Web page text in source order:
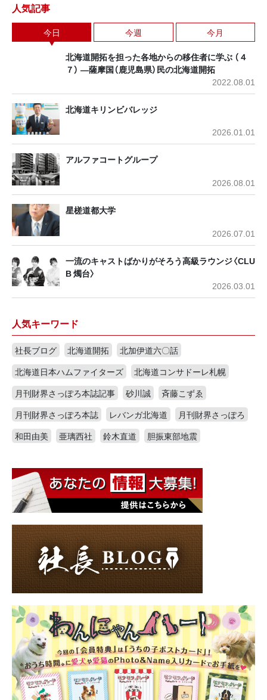
人気記事
今日 今週 今月
北海道開拓を担った各地からの移住者に学ぶ （４
７） ―薩摩国（鹿児島県）民の北海道開拓
2022.08.01
北海道キリンビバレッジ
2026.01.01
アルファコートグループ
2026.08.01
星槎道都大学
2026.07.01
一流のキャストばかりがそろう高級ラウンジ〈CLU
B 燭台〉
2026.03.01
人気キーワード
社長ブログ 北海道開拓
北加伊道六〇話
北海道日本ハムファイターズ
北海道コンサドーレ札幌
月刊財界さっぽろ本誌記事
砂川誠
斉藤こずゑ
月刊財界さっぽろ本誌
レバンガ北海道
月刊財界さっぽろ
和田由美
亜璃西社 鈴木直道 胆振東部地震